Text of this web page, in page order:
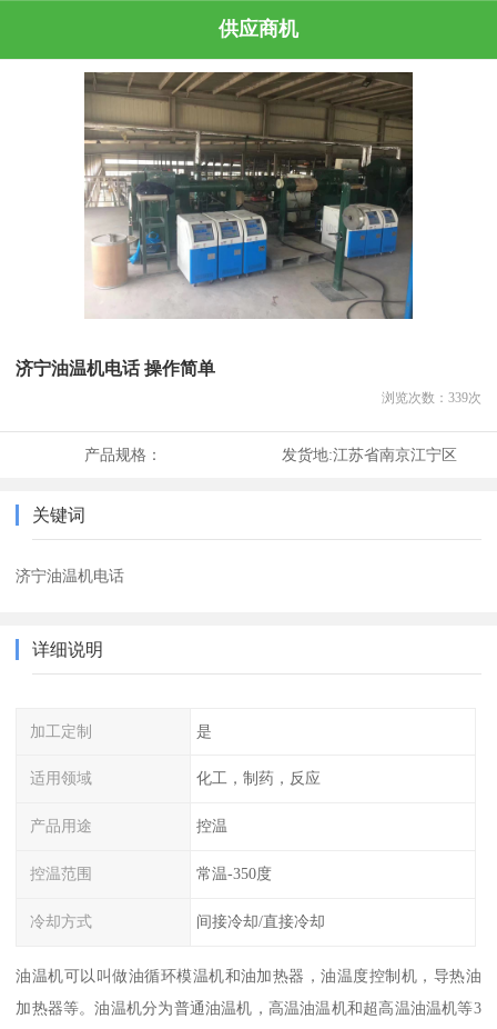
供应商机
济宁油温机电话 操作简单
浏览次数： 339次
产品规格： 发货地:江苏省南京江宁区
关键词
济宁油温机电话
详细说明
加工定制 是
适用领域 化工，制药，反应
产品用途 控温
控温范围 常温-350度
冷却方式 间接冷却/直接冷却
油温机可以叫做油循环模温机和油加热器，油温度控制机，导热油
加热器等。油温机分为普通油温机，高温油温机和超高温油温机等3